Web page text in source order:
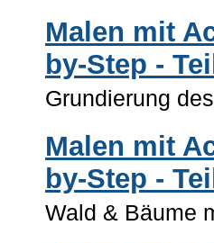
Malen mit
by-Step -
Grundierung
Malen mit
by-Step -
Wald & Bäume